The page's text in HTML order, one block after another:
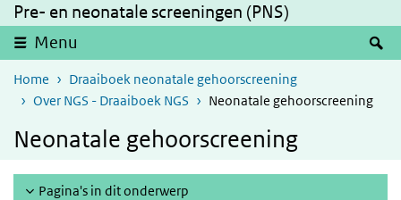
Pre- en neonatale screeningen (PNS)
Menu
Home
Draaiboek neonatale gehoorscreening
Over NGS - Draaiboek NGS
Neonatale gehoorscreening
Neonatale gehoorscreening
Pagina's in dit onderwerp